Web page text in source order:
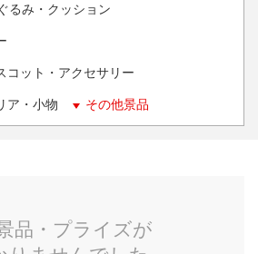
るみ・クッション
コット・アクセサリー
ア・小物 その他景品